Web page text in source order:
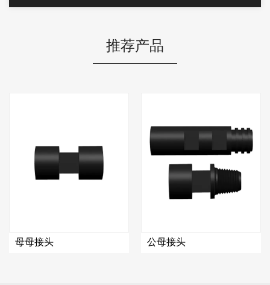
推荐产品
公母接头 公公接头